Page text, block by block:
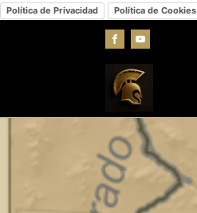
Política de Privacidad Política de Cookies